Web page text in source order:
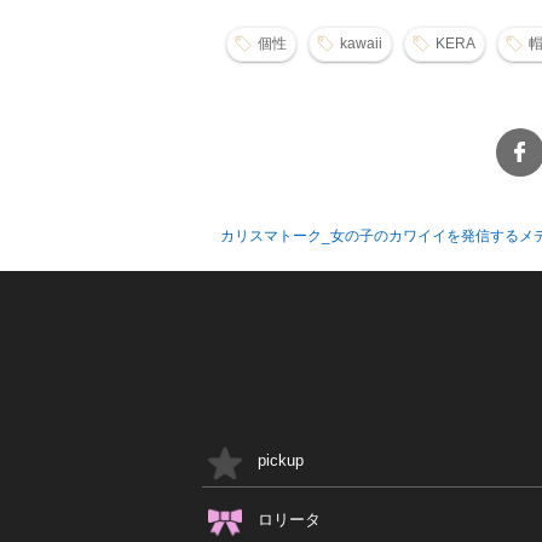
個性 kawaii KERA
カリスマトーク_女の子のカワイイを発信するメ
pickup
ロリータ